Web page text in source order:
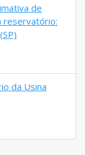
de
reservatório:
da Usina